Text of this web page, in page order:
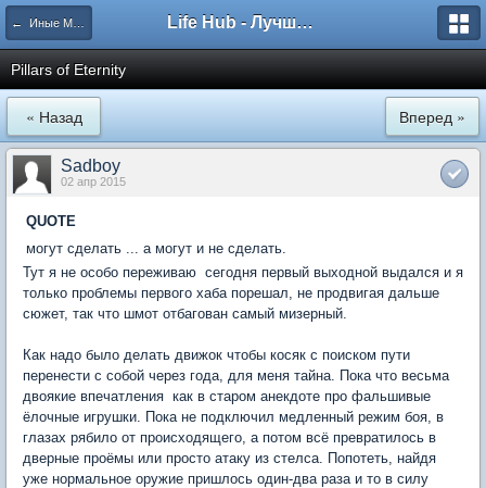
← Иные Миры Life Hub - Лучшие компьютерные игры мира
Pillars of Eternity
« Назад Вперед »
Sadboy
02 апр 2015
QUOTE
могут сделать ... а могут и не сделать.
Тут я не особо переживаю  сегодня первый выходной выдался и я
только проблемы первого хаба порешал, не продвигая дальше
сюжет, так что шмот отбагован самый мизерный.
Как надо было делать движок чтобы косяк с поиском пути
перенести с собой через года, для меня тайна. Пока что весьма
двоякие впечатления  как в старом анекдоте про фальшивые
ёлочные игрушки. Пока не подключил медленный режим боя, в
глазах рябило от происходящего, а потом всё превратилось в
дверные проёмы или просто атаку из стелса. Попотеть, найдя
уже нормальное оружие пришлось один-два раза и то в силу